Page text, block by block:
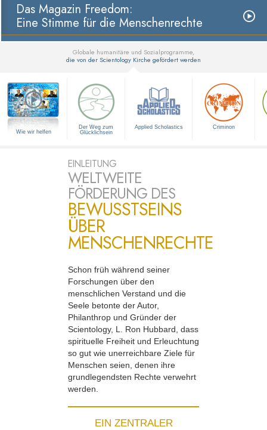
Das Magazin Freedom:
Eine Stimme für die Menschenrechte
Globale humanitäre und Sozialprogramme,
die von der Scientology Kirche gefördert werden
Wie wir helfen
Der Weg zum
Glücklichsein
Applied Scholastics Criminon
EINLEITUNG
WELTWEITE
FÖRDERUNG DES
BEWUSSTSEINS
ÜBER
MENSCHENRECHTE
Schon früh während seiner
Forschungen über den
menschlichen Verstand und die
Seele betonte der Autor,
Philanthrop und Gründer der
Scientology, L. Ron Hubbard, dass
spirituelle Freiheit und Erleuchtung
so gut wie unerreichbare Ziele für
Menschen seien, denen ihre
grundlegendsten Rechte verwehrt
werden.
EIN ZENTRALER